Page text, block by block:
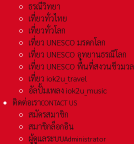
ธรณีวิทยา
เที่ยวทั่วไทย
เที่ยวทั่วโลก
เที่ยว UNESCO มรดกโลก
เที่ยว UNESCO อุทยานธรณีโลก
เที่ยว UNESCO พื้นที่สงวนชีวมวล
เที่ยว iok2u_travel
อัลปั้มเพลง iok2u_music
ติดต่อเราCONTACT US
สมัครสมาชิก
สมาชิกล็อกอิน
ผู้ดูแลระบบAdministrator